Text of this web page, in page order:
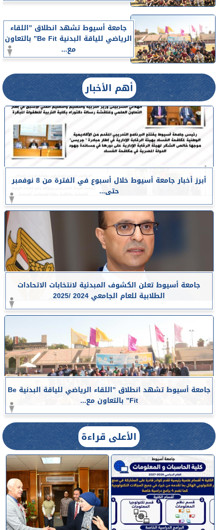
جامعة أسيوط تشهد انطلاق ”اللقاء
الرياضي للياقة البدنية Be Fit” بالتعاون
مع...
أهم الأخبار
أبرز أخبار جامعة أسيوط خلال أسبوع في الفترة من 8 نوفمبر
حتى...
جامعة أسيوط تعلن الكشوف المبدئية لانتخابات الاتحادات
الطلابية للعام الجامعي 2024 /2025
جامعة أسيوط تشهد انطلاق ”اللقاء الرياضي للياقة البدنية Be
Fit” بالتعاون مع...
الأعلى قراءة